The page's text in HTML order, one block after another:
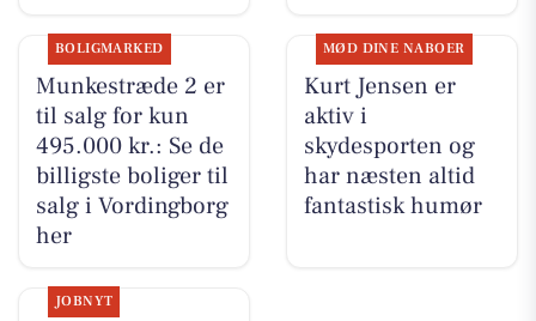
BOLIGMARKED
Munkestræde 2 er
til salg for kun
495.000 kr.: Se de
billigste boliger til
salg i Vordingborg
her
MØD DINE NABOER
Kurt Jensen er
aktiv i
skydesporten og
har næsten altid
fantastisk humør
JOBNYT